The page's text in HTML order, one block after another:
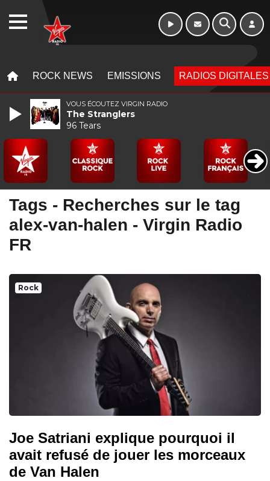
ROCK NEWS EMISSIONS RADIOS DIGITALES
Tags - Recherches sur le tag
alex-van-halen - Virgin Radio
FR
Rock
Joe Satriani explique pourquoi il
avait refusé de jouer les morceaux
de Van Halen
VOUS ÉCOUTEZ VIRGIN RADIO
The Stranglers
96 Tears
WEBRADIO